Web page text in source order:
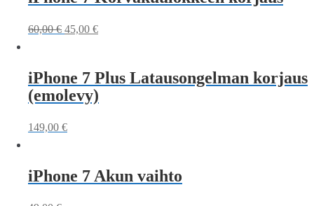
60,00€ 45,00 €
iPhone 7 Plus Latausongelman korjaus
(emolevy)
149,00 €
iPhone 7 Akun vaihto